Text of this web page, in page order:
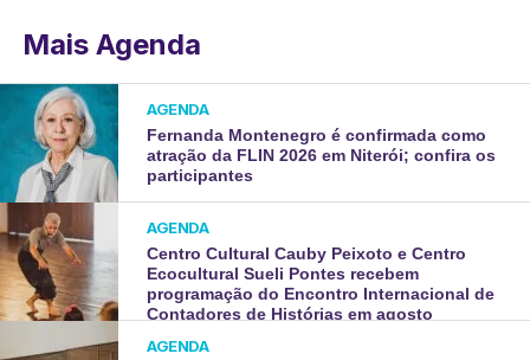
Mais Agenda
AGENDA
Fernanda Montenegro é confirmada como
atração da FLIN 2026 em Niterói; confira os
participantes
AGENDA
Centro Cultural Cauby Peixoto e Centro
Ecocultural Sueli Pontes recebem
programação do Encontro Internacional de
Contadores de Histórias em agosto
AGENDA